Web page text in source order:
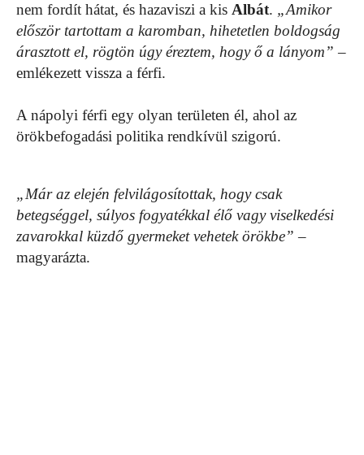
nem fordít hátat, és hazaviszi a kis Albát. „Amikor
először tartottam a karomban, hihetetlen boldogság
árasztott el, rögtön úgy éreztem, hogy ő a lányom” –
emlékezett vissza a férfi.
A nápolyi férfi egy olyan területen él, ahol az
örökbefogadási politika rendkívül szigorú.
„Már az elején felvilágosítottak, hogy csak
betegséggel, súlyos fogyatékkal élő vagy viselkedési
zavarokkal küzdő gyermeket vehetek örökbe” –
magyarázta.